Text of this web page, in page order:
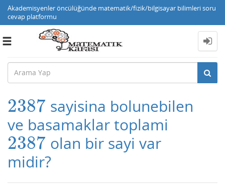
Akademisyenler öncülüğünde matematik/fizik/bilgisayar bilimleri soru
cevap platformu
Toggle
2387
2387 sayisina bolunebilen
ve basamaklar toplami
2387
2387 olan bir sayi var
midir?